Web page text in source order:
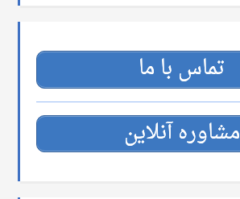
تماس با ما
مشاوره آنلاین